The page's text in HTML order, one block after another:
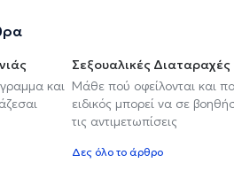
και
Σεξουαλικές Διαταραχές
Μάθε πού οφείλονται και
ειδικός μπορεί να σε
τις αντιμετωπίσεις
Δες όλο το άρθρο